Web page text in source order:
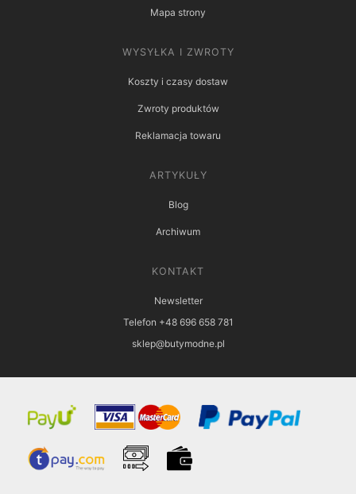
Mapa strony
WYSYŁKA I ZWROTY
Koszty i czasy dostaw
Zwroty produktów
Reklamacja towaru
ARTYKUŁY
Blog
Archiwum
KONTAKT
Newsletter
Telefon +48 696 658 781
sklep@butymodne.pl